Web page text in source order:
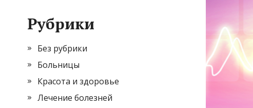
Рубрики
Без рубрики
Больницы
Красота и здоровье
Лечение болезней